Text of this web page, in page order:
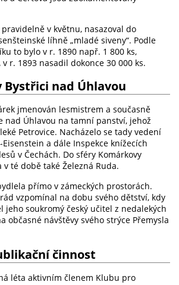
v květnu, nasazoval do
líhně „mladé siveny“. Podle
to bylo v r. 1890 např. 1 800 ks,
r. 1893 nasadil dokonce 30 000 ks.
nad Úhlavou
jmenován lesmistrem a současně
nad Úhlavou na tamní panství, jehož
Petrovice. Nacházelo se tady vedení
a dále Inspekce knížecích
v Čechách. Do sféry Komárkovy
té době také Železná Ruda.
přímo v zámeckých prostorách.
vzpomínal na dobu svého dětství, kdy
jeho soukromý český učitel z nedalekých
občasné návštěvy svého strýce Přemysla
činnost
léta aktivním členem Klubu pro